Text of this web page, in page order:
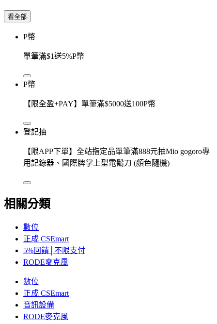
看全部
P幣
單筆滿$1送5%P幣
P幣
【限全盈+PAY】單筆滿$5000送100P幣
登記抽
【限APP下單】全站指定品單筆滿888元抽Mio gogoro專
用記錄器、國際牌掌上型電鬍刀 (顏色隨機)
相關分類
數位
正成 CSEmart
5%回饋│不限支付
RODE麥克風
數位
正成 CSEmart
音訊設備
RODE麥克風